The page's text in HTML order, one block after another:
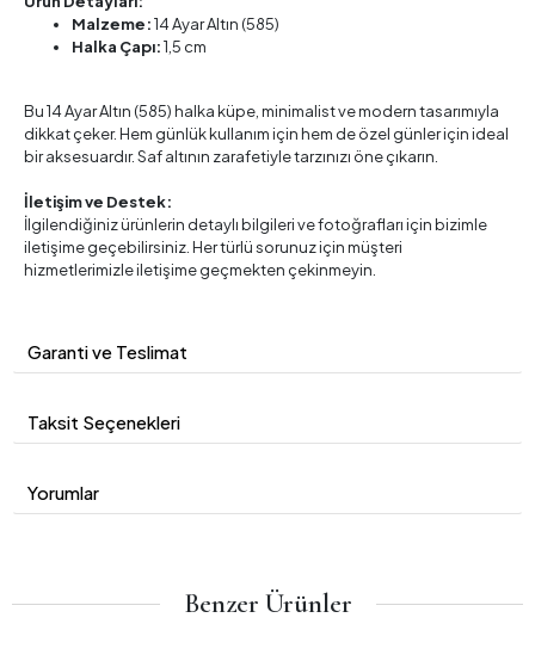
Malzeme:14 Ayar Altın (585)
Halka Çapı:1,5 cm
Bu 14 Ayar Altın (585) halka küpe, minimalist ve modern tasarımıyla
dikkat çeker. Hem günlük kullanım için hem de özel günler için ideal
bir aksesuardır. Saf altının zarafetiyle tarzınızı öne çıkarın.
İletişim ve Destek:
İlgilendiğiniz ürünlerin detaylı bilgileri ve fotoğrafları için bizimle
iletişime geçebilirsiniz. Her türlü sorunuz için müşteri
hizmetlerimizle iletişime geçmekten çekinmeyin.
Garanti ve Teslimat
Taksit Seçenekleri
Yorumlar
Benzer Ürünler